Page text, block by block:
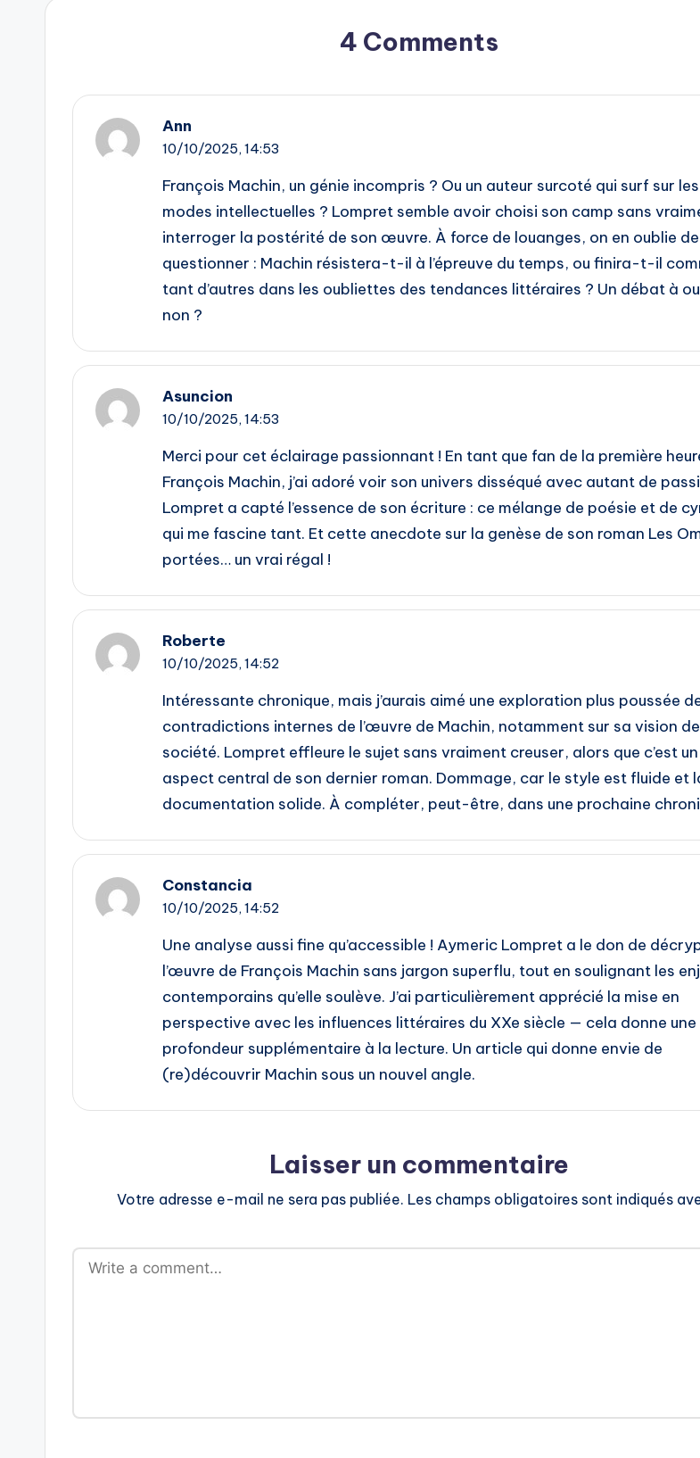
4 Comments
Ann
10/10/2025, 14:53
François Machin, un génie incompris ? Ou un auteur surcoté qui surf sur les
modes intellectuelles ? Lompret semble avoir choisi son camp sans
interroger la postérité de son œuvre. À force de louanges, on en oublie de
questionner : Machin résistera-t-il à l’épreuve du temps, ou finira-t-il
tant d’autres dans les oubliettes des tendances littéraires ? Un débat à
non ?
Asuncion
10/10/2025, 14:53
Merci pour cet éclairage passionnant ! En tant que fan de la première
François Machin, j’ai adoré voir son univers disséqué avec autant de
Lompret a capté l’essence de son écriture : ce mélange de poésie et de
qui me fascine tant. Et cette anecdote sur la genèse de son roman Les
portées… un vrai régal !
Roberte
10/10/2025, 14:52
Intéressante chronique, mais j’aurais aimé une exploration plus poussée
contradictions internes de l’œuvre de Machin, notamment sur sa vision
société. Lompret effleure le sujet sans vraiment creuser, alors que c’est un
aspect central de son dernier roman. Dommage, car le style est fluide et
documentation solide. À compléter, peut-être, dans une prochaine
Constancia
10/10/2025, 14:52
Une analyse aussi fine qu’accessible ! Aymeric Lompret a le don de
l’œuvre de François Machin sans jargon superflu, tout en soulignant les
contemporains qu’elle soulève. J’ai particulièrement apprécié la mise en
perspective avec les influences littéraires du XXe siècle — cela donne une
profondeur supplémentaire à la lecture. Un article qui donne envie de
(re)découvrir Machin sous un nouvel angle.
Laisser un commentaire
Votre adresse e-mail ne sera pas publiée. Les champs obligatoires sont indiqués